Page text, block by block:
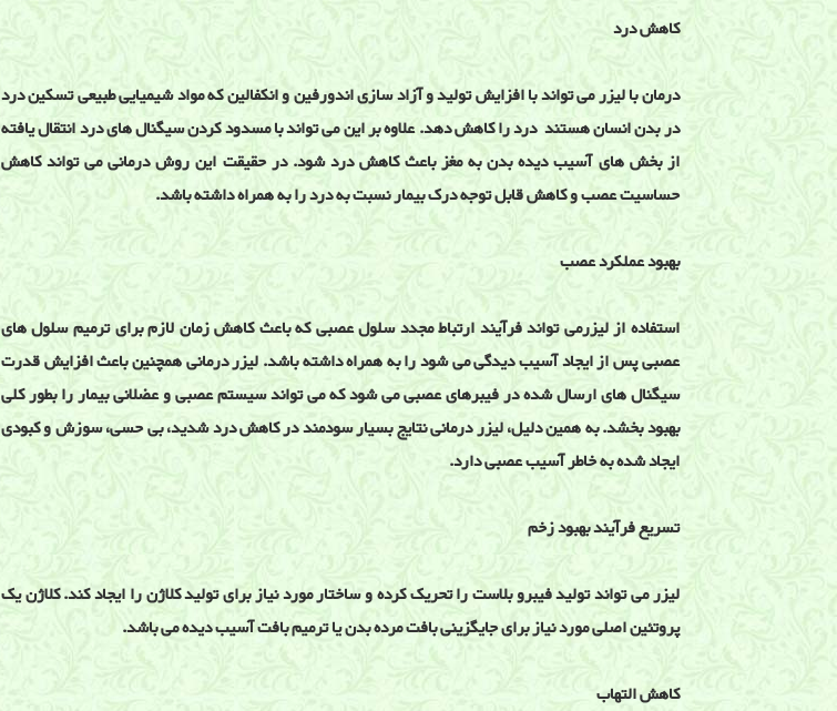
کاهش درد
درمان با لیزر می تواند با افزایش تولید و آزاد سازی اندورفین و انکفالین که مواد شیمیایی طبیعی تسکین درد
در بدن انسان هستند درد را کاهش دهد. علاوه بر این می تواند با مسدود کردن سیگنال های درد انتقال یافته
از بخش های آسیب دیده بدن به مغز باعث کاهش درد شود. در حقیقت این روش درمانی می تواند کاهش
حساسیت عصب و کاهش قابل توجه درک بیمار نسبت به درد را به همراه داشته باشد.
بهبود عملکرد عصب
استفاده از لیزرمی تواند فرآیند ارتباط مجدد سلول عصبی که باعث کاهش زمان لازم برای ترمیم سلول های
عصبی پس از ایجاد آسیب دیدگی می شود را به همراه داشته باشد. لیزر درمانی همچنین باعث افزایش قدرت
سیگنال های ارسال شده در فیبرهای عصبی می شود که می تواند سیستم عصبی و عضلانی بیمار را بطور کلی
بهبود بخشد. به همین دلیل، لیزر درمانی نتایج بسیار سودمند در کاهش درد شدید، بی حسی، سوزش و کبودی
ایجاد شده به خاطر آسیب عصبی دارد.
تسریع فرآیند بهبود زخم
لیزر می تواند تولید فیبرو بلاست را تحریک کرده و ساختار مورد نیاز برای تولید کلاژن را ایجاد کند. کلاژن یک
پروتئین اصلی مورد نیاز برای جایگزینی بافت مرده بدن یا ترمیم بافت آسیب دیده می باشد.
کاهش التهاب